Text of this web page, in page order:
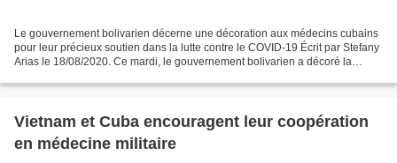
Le gouvernement bolivarien décerne une décoration aux médecins cubains
pour leur précieux soutien dans la lutte contre le COVID-19 Écrit par Stefany
Arias le 18/08/2020. Ce mardi, le gouvernement bolivarien a décoré la
Vietnam et Cuba encouragent leur coopération
en médecine militaire